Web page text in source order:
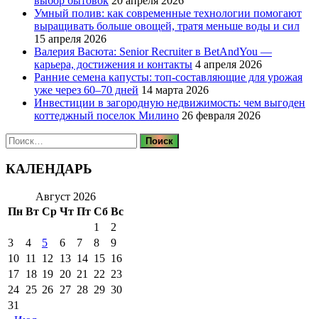
Умный полив: как современные технологии помогают
выращивать больше овощей, тратя меньше воды и сил
15 апреля 2026
Валерия Васюта: Senior Recruiter в BetAndYou —
карьера, достижения и контакты 4 апреля 2026
Ранние семена капусты: топ‑составляющие для урожая
уже через 60–70 дней 14 марта 2026
Инвестиции в загородную недвижимость: чем выгоден
коттеджный поселок Милино 26 февраля 2026
Найти:
КАЛЕНДАРЬ
Август 2026
Пн Вт Ср Чт Пт Сб Вс
1
2
3
4 5 6 7 8
9
10 11 12 13 14 15 16
17 18 19 20 21 22 23
24 25 26 27 28 29 30
31